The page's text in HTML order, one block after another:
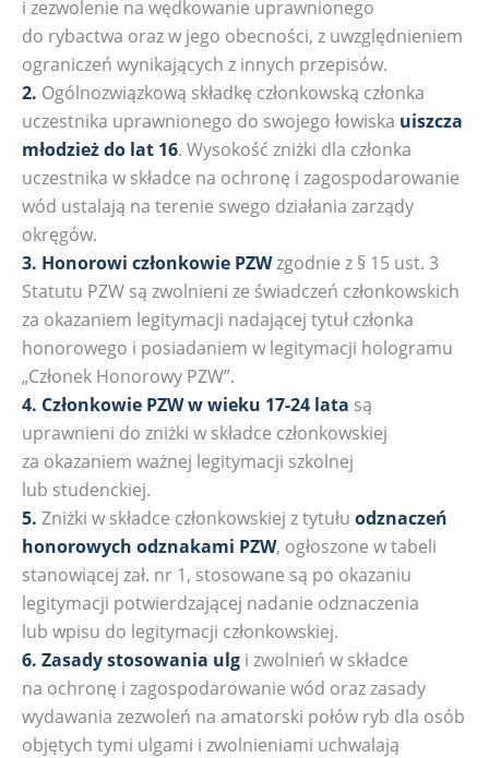
i zezwolenie na wędkowanie uprawnionego
do rybactwa oraz w jego obecności, z uwzględnieniem
ograniczeń wynikających z innych przepisów.
2. Ogólnozwiązkową składkę członkowską członka
uczestnika uprawnionego do swojego łowiska uiszcza
młodzież do lat 16. Wysokość zniżki dla członka
uczestnika w składce na ochronę i zagospodarowanie
wód ustalają na terenie swego działania zarządy
okręgów.
3. Honorowi członkowie PZWzgodnie z § 15 ust. 3
Statutu PZW są zwolnieni ze świadczeń członkowskich
za okazaniem legitymacji nadającej tytuł członka
honorowego i posiadaniem w legitymacji hologramu
„Członek Honorowy PZW”.
4. Członkowie PZW w wieku 17-24 lata są
uprawnieni do zniżki w składce członkowskiej
za okazaniem ważnej legitymacji szkolnej
lub studenckiej.
5. Zniżki w składce członkowskiej z tytułu odznaczeń
honorowych odznakami PZW, ogłoszone w tabeli
stanowiącej zał. nr 1, stosowane są po okazaniu
legitymacji potwierdzającej nadanie odznaczenia
lub wpisu do legitymacji członkowskiej.
6. Zasady stosowania ulg i zwolnień w składce
na ochronę i zagospodarowanie wód oraz zasady
wydawania zezwoleń na amatorski połów ryb dla osób
objętych tymi ulgami i zwolnieniami uchwalają